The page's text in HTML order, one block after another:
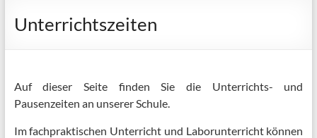
Unterrichtszeiten
Auf dieser Seite finden Sie die Unterrichts- und
Pausenzeiten an unserer Schule.
Im fachpraktischen Unterricht und Laborunterricht können